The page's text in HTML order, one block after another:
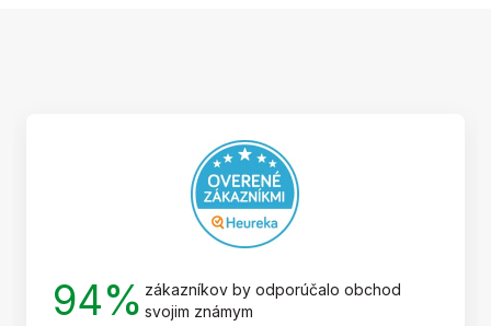
94% zákazníkov by odporúčalo obchod
svojim známym